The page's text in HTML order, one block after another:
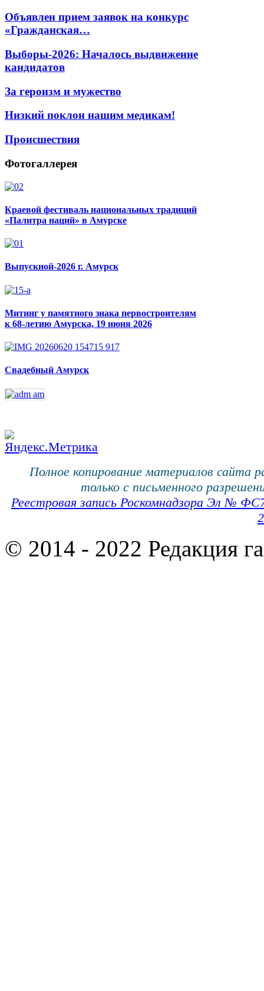
Объявлен прием заявок на конкурс
«Гражданская…
Выборы-2026: Началось выдвижение
кандидатов
За героизм и мужество
Низкий поклон нашим медикам!
Происшествия
Фотогаллерея
Краевой фестиваль национальных традиций
«Палитра наций» в Амурске
Выпускной-2026 г. Амурск
Митинг у памятного знака первостроителям
к 68-летию Амурска, 19 июня 2026
Свадебный Амурск
Полное копирование материалов сайта
только с письменного
Реестровая запись Роскомнадзора Эл №
© 2014 - 2022 Редакция